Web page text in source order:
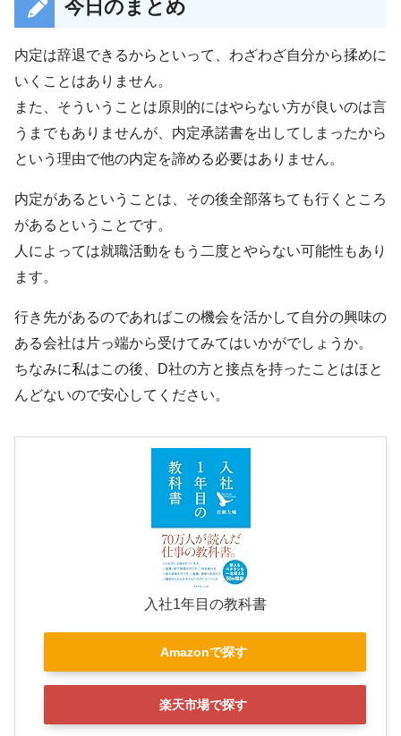
今日のまとめ
内定は辞退できるからといって、わざわざ自分から揉めに
いくことはありません。
また、そういうことは原則的にはやらない方が良いのは言
うまでもありませんが、内定承諾書を出してしまったから
という理由で他の内定を諦める必要はありません。
内定があるということは、その後全部落ちても行くところ
があるということです。
人によっては就職活動をもう二度とやらない可能性もあり
ます。
行き先があるのであればこの機会を活かして自分の興味の
ある会社は片っ端から受けてみてはいかがでしょうか。
ちなみに私はこの後、D社の方と接点を持ったことはほと
んどないので安心してください。
入社1年目の教科書
Amazonで探す
楽天市場で探す